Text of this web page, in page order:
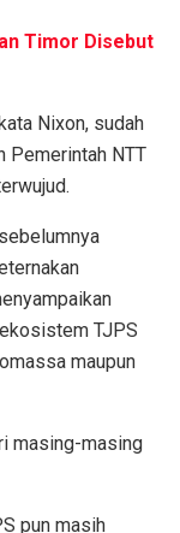
Timor Disebut
Nixon, sudah
Pemerintah NTT
TJPS
maupun
masing-masing
pun masih